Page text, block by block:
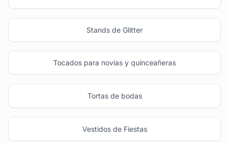
Stands de Glitter
Tocados para novias y quinceañeras
Tortas de bodas
Vestidos de Fiestas